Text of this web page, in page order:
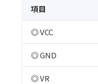
項目
◎ VCC
◎ GND
◎ VR